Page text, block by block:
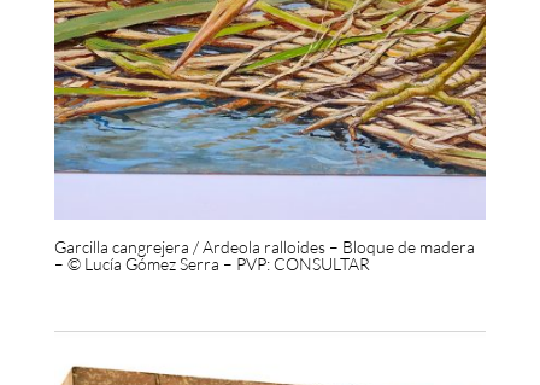
Garcilla cangrejera / Ardeola ralloides – Bloque de madera
– © Lucía Gómez Serra – PVP: CONSULTAR